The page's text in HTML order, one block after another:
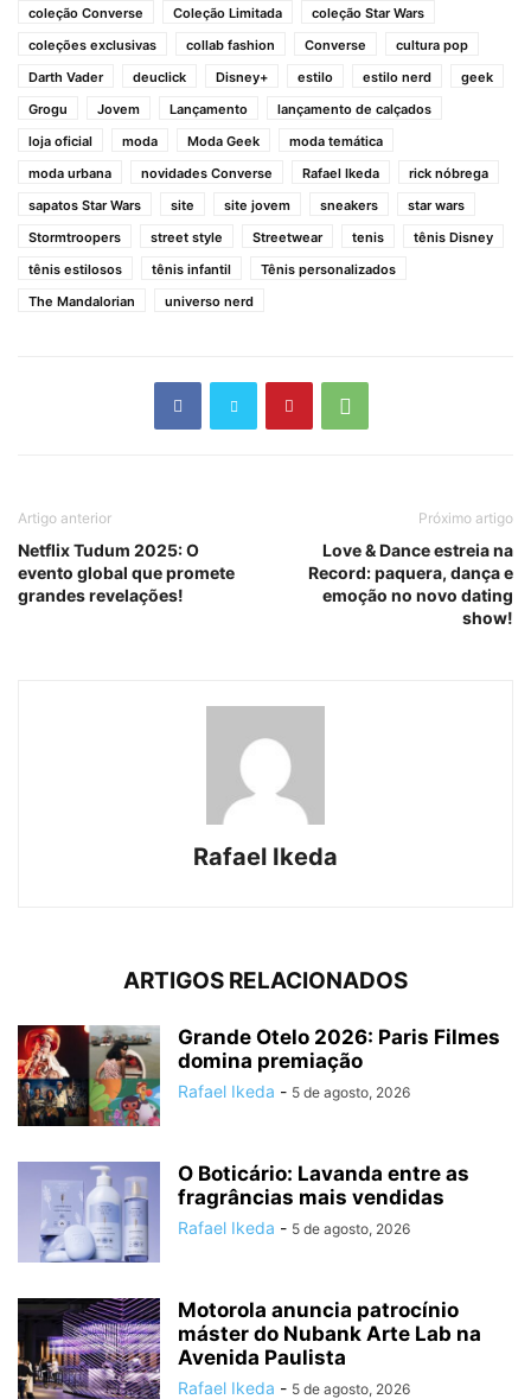
coleção Converse Coleção Limitada
coleção Star Wars
coleções exclusivas
collab fashion Converse
cultura pop
Darth Vader
deuclick Disney+ estilo estilo nerd
geek
Grogu
Jovem Lançamento
lançamento de calçados
loja oficial
moda Moda Geek
moda temática
moda urbana
novidades Converse Rafael Ikeda
rick nóbrega
sapatos Star Wars
site site jovem sneakers
star wars
Stormtroopers
street style Streetwear tenis
tênis Disney
tênis estilosos
tênis infantil
Tênis personalizados
The Mandalorian
universo nerd
Artigo anterior
Netflix Tudum 2025: O
evento global que promete
grandes revelações!
Próximo artigo
Love & Dance estreia na
Record: paquera, dança e
emoção no novo dating
show!
Rafael Ikeda
ARTIGOS RELACIONADOS
Grande Otelo 2026: Paris Filmes
domina premiação
Rafael Ikeda - 5 de agosto, 2026
O Boticário: Lavanda entre as
fragrâncias mais vendidas
Rafael Ikeda - 5 de agosto, 2026
Motorola anuncia patrocínio
máster do Nubank Arte Lab na
Avenida Paulista
Rafael Ikeda - 5 de agosto, 2026